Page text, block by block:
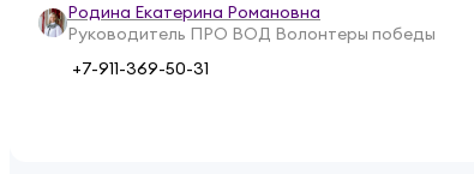
Родина Екатерина Романовна
Руководитель ПРО ВОД Волонтеры победы
+7-911-369-50-31